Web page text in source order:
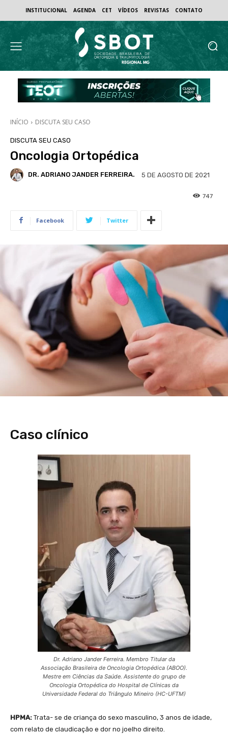
INSTITUCIONAL AGENDA CET VÍDEOS REVISTAS CONTATO
INÍCIO DISCUTA SEU CASO
DISCUTA SEU CASO
Oncologia Ortopédica
DR. ADRIANO JANDER FERREIRA. 5 DE AGOSTO DE 2021
747
Facebook Twitter
Caso clínico
Dr. Adriano Jander Ferreira. Membro Titular da
Associação Brasileira de Oncologia Ortopédica (ABOO).
Mestre em Ciências da Saúde. Assistente do grupo de
Oncologia Ortopédica do Hospital de Clínicas da
Universidade Federal do Triângulo Mineiro (HC-UFTM)
HPMA: Trata- se de criança do sexo masculino, 3 anos de idade,
com relato de claudicação e dor no joelho direito.